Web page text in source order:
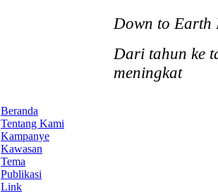
Down to
Dari tahun ke
meningkat
Beranda
Tentang Kami
Kampanye
Kawasan
Tema
Publikasi
Link